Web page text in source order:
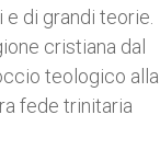
di grandi teorie.
cristiana dal
teologico alla
fede trinitaria